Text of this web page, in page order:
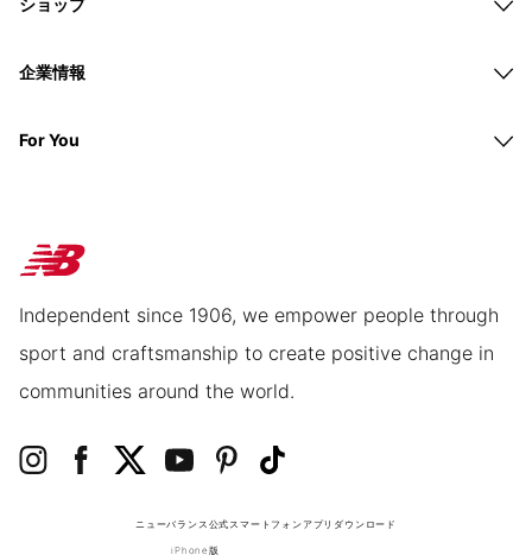
企業情報
For You
Independent since 1906, we empower people through
sport and craftsmanship to create positive change in
communities around the world.
ニューバランス公式スマートフォンアプリ ダウンロード
iPhone版